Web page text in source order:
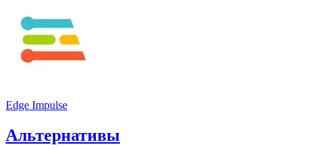
Edge Impulse
Альтернативы